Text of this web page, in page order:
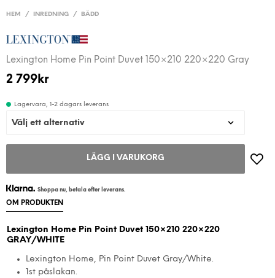
HEM / INREDNING / BÄDD
Lexington Home Pin Point Duvet 150×210 220×220 Gray
2 799kr
Lagervara, 1-2 dagars leverans
LÄGG I VARUKORG
Shoppa nu, betala efter leverans.
OM PRODUKTEN
Lexington Home Pin Point Duvet 150×210 220×220
GRAY/WHITE
Lexington Home, Pin Point Duvet Gray/White.
1st påslakan.